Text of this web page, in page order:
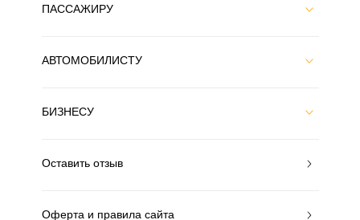
ПАССАЖИРУ
АВТОМОБИЛИСТУ
БИЗНЕСУ
Оставить отзыв
Оферта и правила сайта